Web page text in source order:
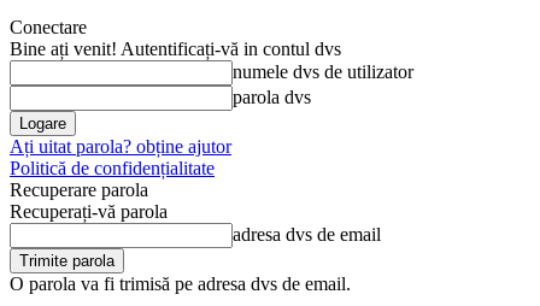
Conectare
Bine ați venit! Autentificați-vă in contul dvs
numele dvs de utilizator
parola dvs
Ați uitat parola? obține ajutor
Politică de confidențialitate
Recuperare parola
Recuperați-vă parola
adresa dvs de email
O parola va fi trimisă pe adresa dvs de email.